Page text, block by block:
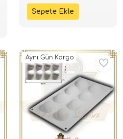
Aynı Gün Kargo